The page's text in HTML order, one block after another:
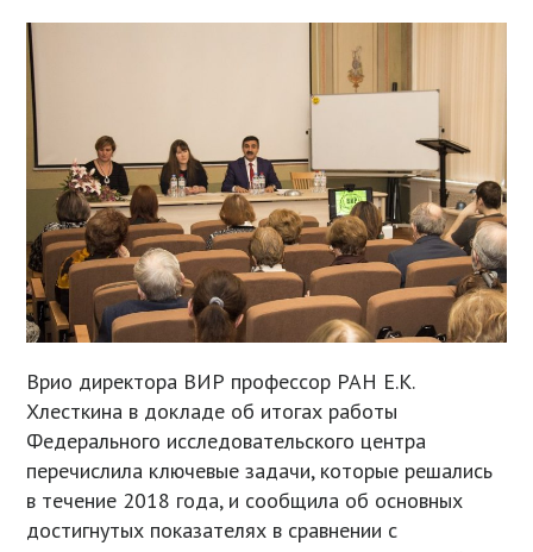
Врио директора ВИР профессор РАН Е.К.
Хлесткина в докладе об итогах работы
Федерального исследовательского центра
перечислила ключевые задачи, которые решались
в течение 2018 года, и сообщила об основных
достигнутых показателях в сравнении с